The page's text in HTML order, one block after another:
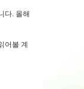
다. 올해
어볼 계